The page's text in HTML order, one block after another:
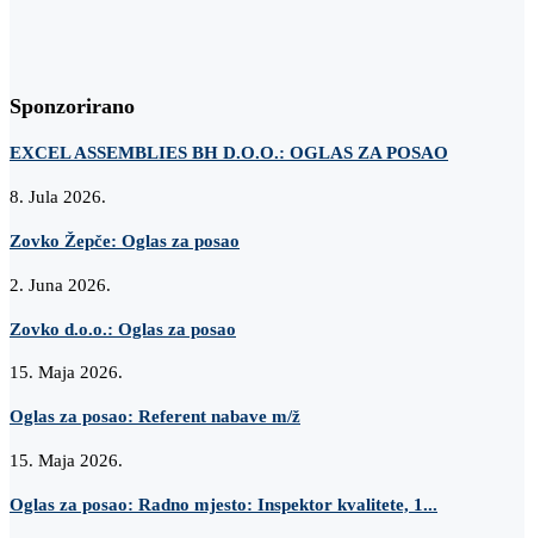
Sponzorirano
EXCEL ASSEMBLIES BH D.O.O.: OGLAS ZA POSAO
8. Jula 2026.
Zovko Žepče: Oglas za posao
2. Juna 2026.
Zovko d.o.o.: Oglas za posao
15. Maja 2026.
Oglas za posao: Referent nabave m/ž
15. Maja 2026.
Oglas za posao: Radno mjesto: Inspektor kvalitete, 1...